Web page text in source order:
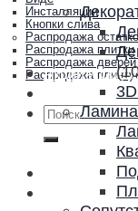
Инсталляции
Кнопки слива
Распродажа
Распродажа плитки
Распродажа дверей
Распродажа
Акции и
Контакты
Искать: